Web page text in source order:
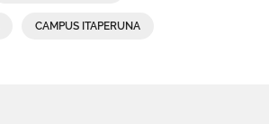
CAMPUS ITAPERUNA